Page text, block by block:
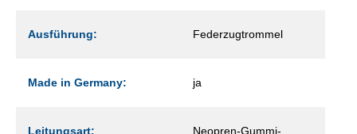
Ausführung: Federzugtrommel
Made in Germany: ja
Leitungsart:
Neopren-Gummi-